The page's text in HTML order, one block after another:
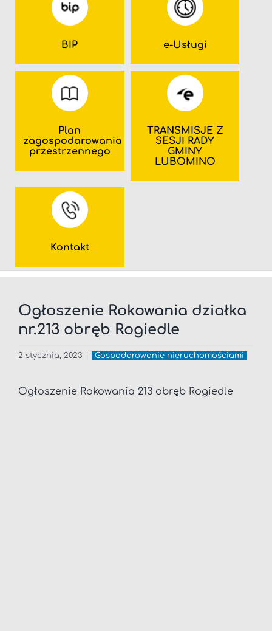
BIP e-Usługi
Plan
zagospodarowania
przestrzennego
TRANSMISJE Z
SESJI RADY
GMINY
LUBOMINO
Kontakt
Ogłoszenie Rokowania działka
nr.213 obręb Rogiedle
2 stycznia, 2023 Gospodarowanie nieruchomościami
Ogłoszenie Rokowania 213 obręb Rogiedle